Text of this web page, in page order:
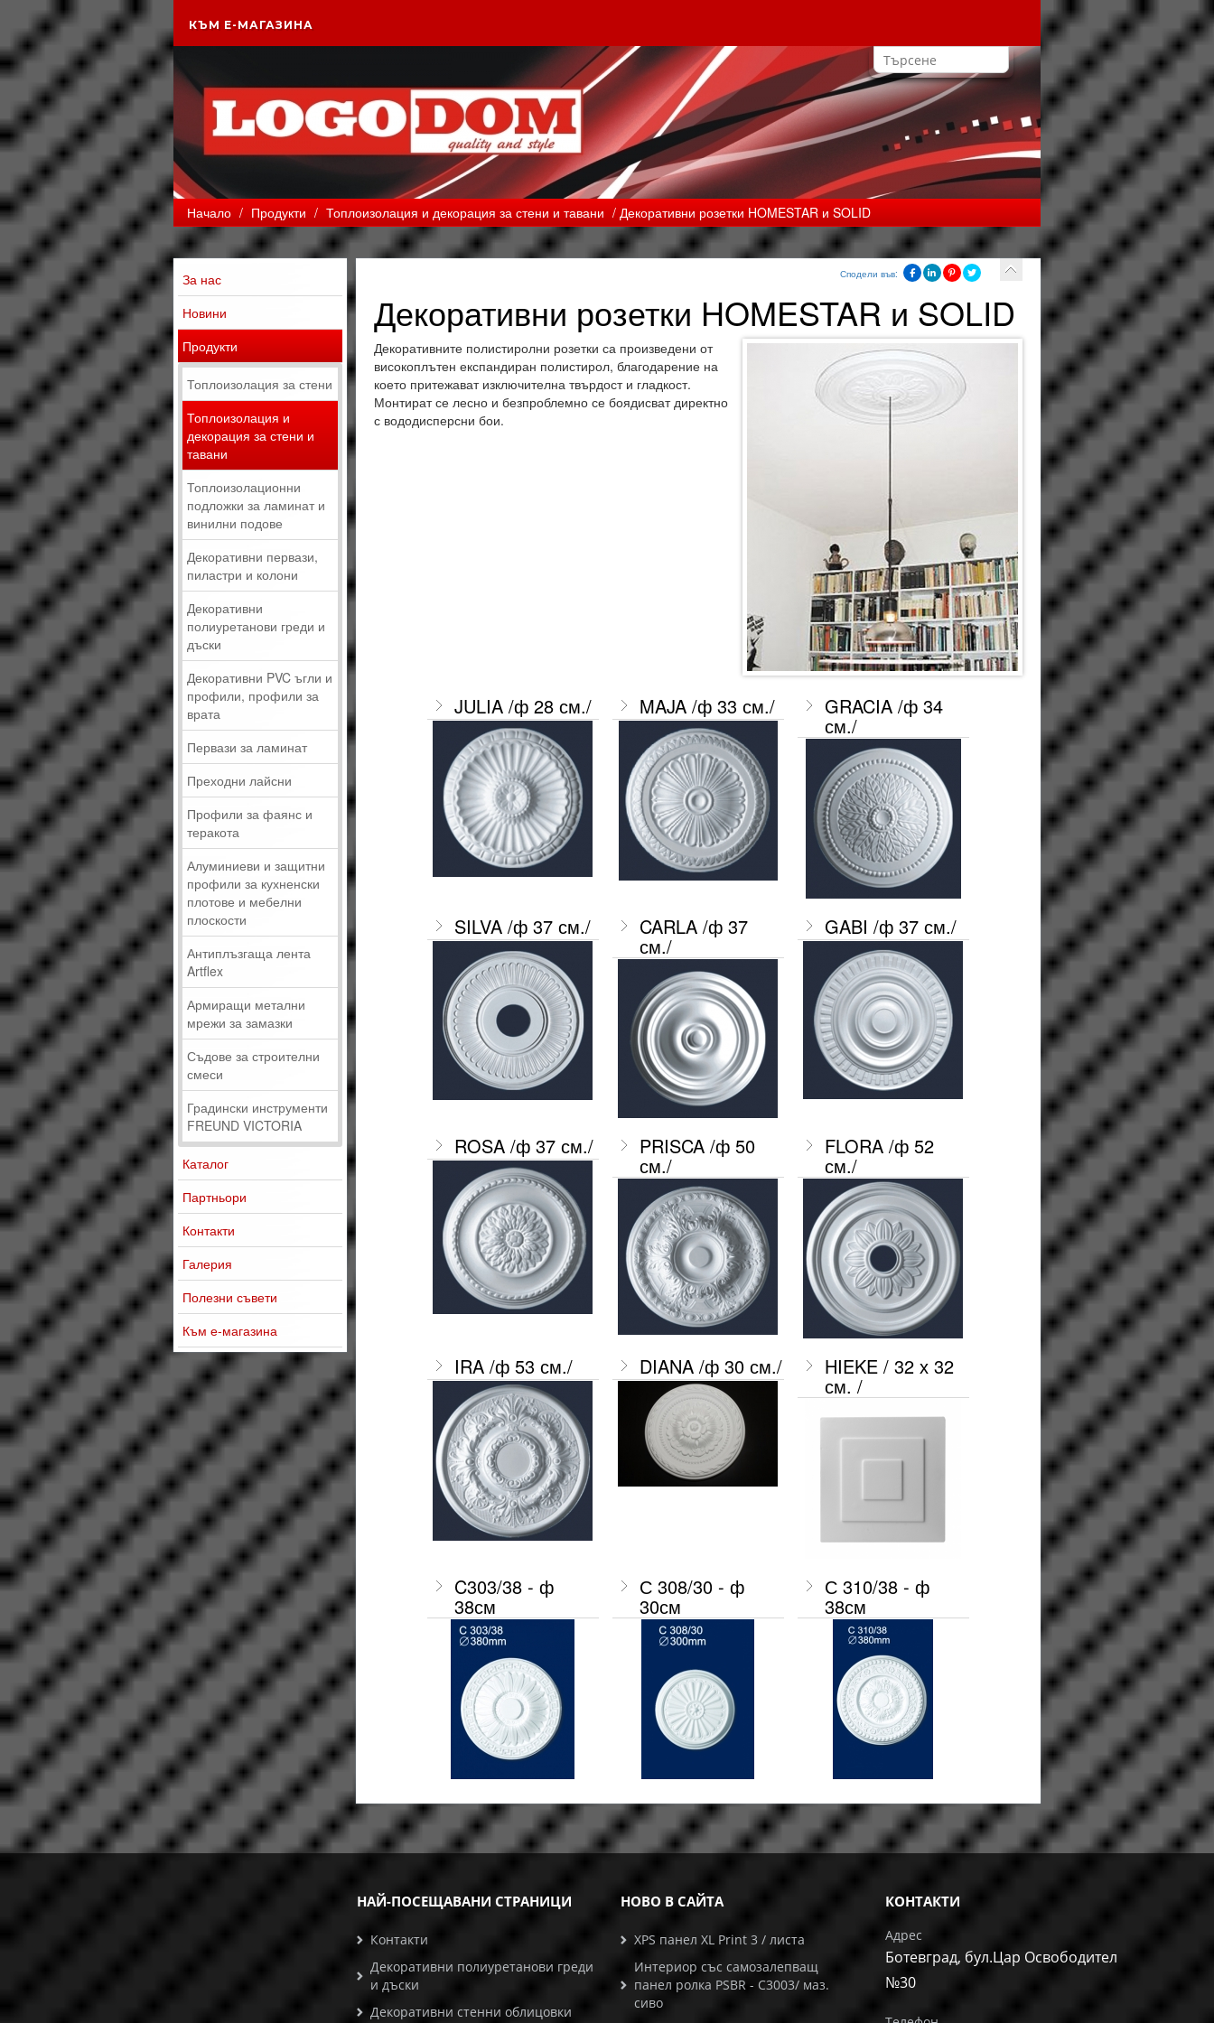
КЪМ Е-МАГАЗИНА
Начало / Продукти / Топлоизолация и декорация за стени и тавани / Декоративни розетки HOMESTAR и SOLID
За нас
Новини
Продукти
Топлоизолация за стени
Топлоизолация и
декорация за стени и
тавани
Топлоизолационни
подложки за ламинат и
винилни подове
Декоративни первази,
пиластри и колони
Декоративни
полиуретанови греди и
дъски
Декоративни PVC ъгли и
профили, профили за
врата
Первази за ламинат
Преходни лайсни
Профили за фаянс и
теракота
Алуминиеви и защитни
профили за кухненски
плотове и мебелни
плоскости
Антиплъзгаща лента
Artflex
Армиращи метални
мрежи за замазки
Съдове за строителни
смеси
Градински инструменти
FREUND VICTORIA
Каталог
Партньори
Контакти
Галерия
Полезни съвети
Към е-магазина
Сподели във:
Декоративни розетки HOMESTAR и SOLID
Декоративните полистиролни розетки са произведени от
високоплътен експандиран полистирол, благодарение на
което притежават изключителна твърдост и гладкост.
Монтират се лесно и безпроблемно се боядисват директно
с вододисперсни бои.
JULIA /ф 28 см./ MAJA /ф 33 см./ GRACIA /ф 34
см./
SILVA /ф 37 см./ CARLA /ф 37
см./
GABI /ф 37 см./
ROSA /ф 37 см./ PRISCA /ф 50
см./
FLORA /ф 52
см./
IRA /ф 53 см./ DIANA /ф 30 см./ HIEKE / 32 х 32
см. /
C303/38 - ф
38см
С 308/30 - ф
30см
С 310/38 - ф
38см
НАЙ-ПОСЕЩАВАНИ СТРАНИЦИ
Контакти
Декоративни полиуретанови греди
и дъски
Декоративни стенни облицовки
НОВО В САЙТА
XPS панел XL Print 3 / листа
Интериор със самозалепващ
панел ролка PSBR - C3003/ маз.
сиво
КОНТАКТИ
Адрес
Ботевград, бул.Цар Освободител
№30